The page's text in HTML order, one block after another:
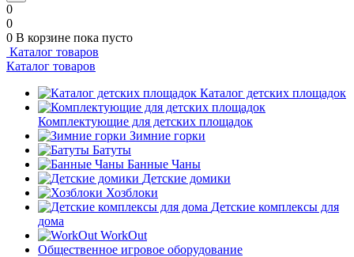
0
0
0 В корзине пока пусто
Каталог товаров
Каталог товаров
Каталог детских площадок
Комплектующие для детских площадок
Зимние горки
Батуты
Банные Чаны
Детские домики
Хозблоки
Детские комплексы для
дома
WorkOut
Общественное игровое оборудование